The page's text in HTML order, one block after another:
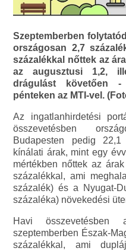
Szeptemberben
országosan 2,7
százalékkal nőttek az
az augusztusi 1,2,
drágulást követően
pénteken az MTI-vel.
Az ingatlanhirdetési
összevetésben
Budapesten pedig
kínálati árak, mint egy
mértékben nőttek az
százalékkal, ami
százalék) és a Nyugat-
százaléka) növekedési
Havi összevetésben
szeptemberben Észak-
százalékkal, ami